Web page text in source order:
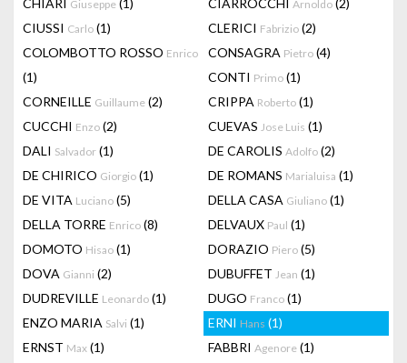
CHIARI Giuseppe (1) CIARROCCHI Arnoldo (2)
CIUSSI Carlo (1) CLERICI Fabrizio (2)
COLOMBOTTO ROSSO Enrico
(1)
CONSAGRA Pietro (4)
CONTI Primo (1)
CORNEILLE Guillaume (2) CRIPPA Roberto (1)
CUCCHI Enzo (2) CUEVAS Jose Luis (1)
DALI Salvador (1) DE CAROLIS Adolfo (2)
DE CHIRICO Giorgio (1) DE ROMANS Marialuisa (1)
DE VITA Luciano (5) DELLA CASA Giuliano (1)
DELLA TORRE Enrico (8) DELVAUX Paul (1)
DOMOTO Hisao (1) DORAZIO Piero (5)
DOVA Gianni (2) DUBUFFET Jean (1)
DUDREVILLE Leonardo (1) DUGO Franco (1)
ENZO MARIA Salvi (1) ERNI Hans (1)
ERNST Max (1) FABBRI Agenore (1)